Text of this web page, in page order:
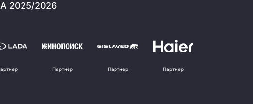
2025/2026
Партнер Партнер Партнер